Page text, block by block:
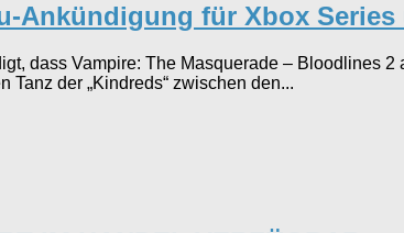
Ankündigung für Xbox
dass Vampire: The Masquerade – Bloodlines
der „Kindreds“ zwischen den...